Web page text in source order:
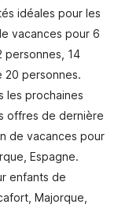
idéales pour les
vacances pour 6
personnes, 14
20 personnes.
les prochaines
offres de dernière
de vacances pour
Espagne.
enfants de
Majorque,